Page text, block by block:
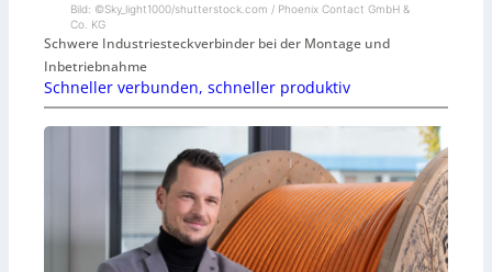
Bild: ©Sky_light1000/shutterstock.com / Phoenix Contact GmbH &
Co. KG
Schwere Industriesteckverbinder bei der Montage und
Inbetriebnahme
Schneller verbunden, schneller produktiv